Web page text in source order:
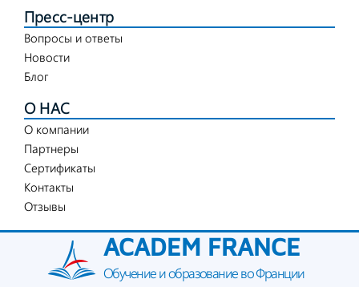
Пресс-центр
Вопросы и ответы
Новости
Блог
О НАС
О компании
Партнеры
Сертификаты
Контакты
Отзывы
ACADEM FRANCE
Обучение и образование во Франции